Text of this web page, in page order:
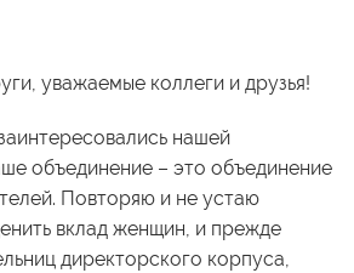
уважаемые коллеги и друзья!
нашей
объединение – это объединение
Повторяю и не устаю
вклад женщин, и прежде
директорского корпуса,